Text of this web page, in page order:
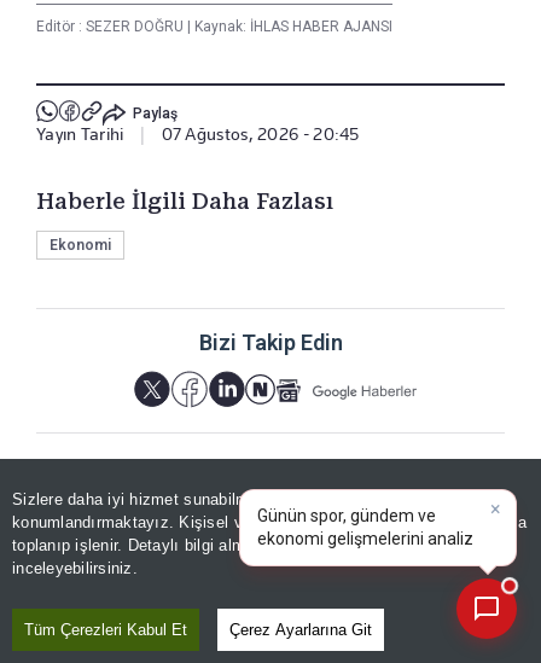
Sizlere daha iyi hizmet sunabilmek adına sitemizde
konumlandırmaktayız. Kişisel verileriniz, KVKK ve GDPR kapsamında
toplanıp işlenir. Detaylı bilgi almak içinAydınlatma Metnimizi
inceleyebilirsiniz.
Tüm Çerezleri Kabul Et Çerez Ayarlarına Git
Editör : SEZER DOĞRU Kaynak: İHLAS HABER AJANSI
Paylaş
Yayın Tarihi 07 Ağustos, 2026 - 20:45
Haberle İlgili Daha Fazlası
Ekonomi
Bizi Takip Edin
YORUMLAR
×
Günün spor, gündem ve
ekonomi gelişmelerini analiz
edin!|